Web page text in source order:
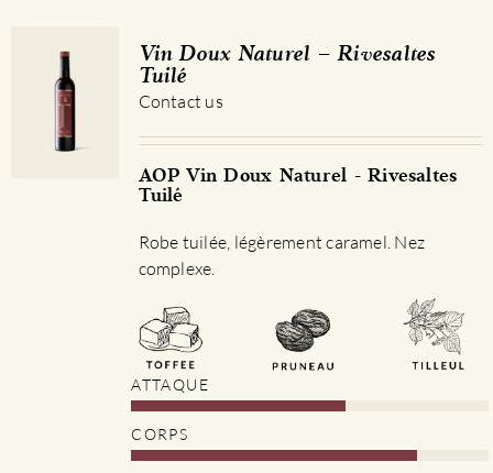
Vin Doux Naturel – Rivesaltes
Tuilé
Contact us
AOP Vin Doux Naturel - Rivesaltes
Tuilé
Robe tuilée, légèrement caramel. Nez
complexe.
ATTAQUE
CORPS